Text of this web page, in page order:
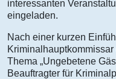
interessanten
eingeladen.
Nach einer kurzen
Thema „Ungebetene
Beauftragter für